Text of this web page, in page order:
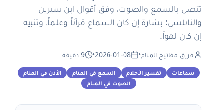
تتصل بالسمع والصوت، وفق أقوال ابن سيرين
والنابلسي: بشارة إن كان السماع قرآناً وعلماً، وتنبيه
إن كان لهواً.
فريق مفاتيح المنام•
2026-01-08
• 9 دقيقة
سماعات تفسير الأحلام السمع في المنام
الأذن في المنام
الصوت في المنام